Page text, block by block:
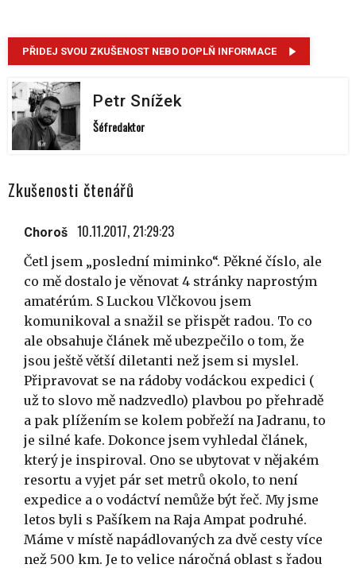
PŘIDEJ SVOU ZKUŠENOST NEBO DOPLŇ INFORMACE
Petr Snížek
Šéfredaktor
Zkušenosti čtenářů
Choroš 10.11.2017, 21:29:23
Četl jsem „poslední miminko“. Pěkné číslo, ale
co mě dostalo je věnovat 4 stránky naprostým
amatérúm. S Luckou Vlčkovou jsem
komunikoval a snažil se přispět radou. To co
ale obsahuje článek mě ubezpečilo o tom, že
jsou ještě větší diletanti než jsem si myslel.
Připravovat se na rádoby vodáckou expedici (
už to slovo mě nadzvedlo) plavbou po přehradě
a pak plížením se kolem pobřeží na Jadranu, to
je silné kafe. Dokonce jsem vyhledal článek,
který je inspiroval. Ono se ubytovat v nějakém
resortu a vyjet pár set metrů okolo, to není
expedice a o vodáctví nemůže být řeč. My jsme
letos byli s Pašíkem na Raja Ampat podruhé.
Máme v místě napádlovaných za dvě cesty více
než 500 km. Je to velice náročná oblast s řadou